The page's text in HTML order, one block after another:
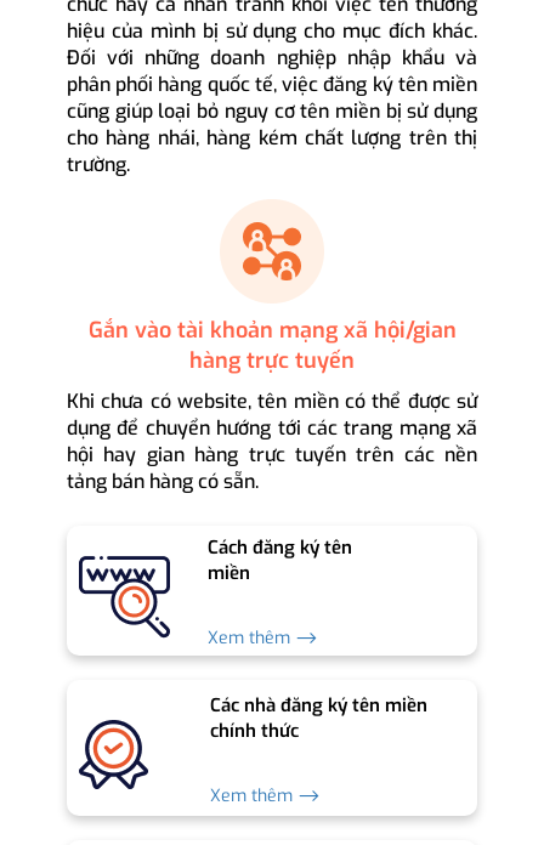
hiệu của mình bị sử dụng cho mục đích khác.
Đối với những doanh nghiệp nhập khẩu và
phân phối hàng quốc tế, việc đăng ký tên miền
cũng giúp loại bỏ nguy cơ tên miền bị sử dụng
cho hàng nhái, hàng kém chất lượng trên thị
trường.
Gắn vào tài khoản mạng xã hội/gian
hàng trực tuyến
Khi chưa có website, tên miền có thể được sử
dụng để chuyển hướng tới các trang mạng xã
hội hay gian hàng trực tuyến trên các nền
tảng bán hàng có sẵn.
Cách đăng ký tên
miền
Xem thêm ⟶
Các nhà đăng ký tên miền
chính thức
Xem thêm ⟶